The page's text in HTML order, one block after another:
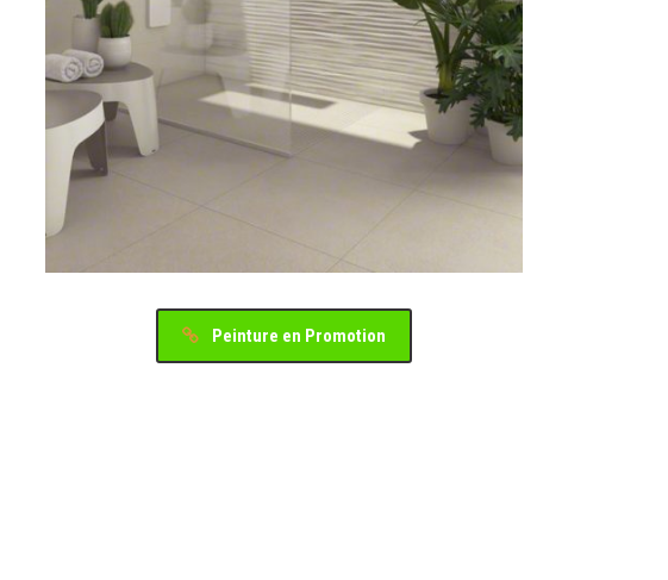
Peinture en Promotion